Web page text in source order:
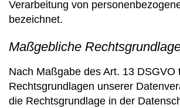
Verarbeitung von
bezeichnet.
Maßgebliche
Nach Maßgabe des Art. 13 DSGVO
Rechtsgrundlagen unserer
die Rechtsgrundlage in der